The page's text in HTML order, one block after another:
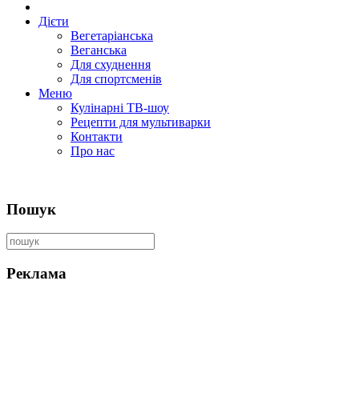
Дієти
Вегетаріанська
Веганська
Для схуднення
Для спортсменів
Меню
Кулінарні ТВ-шоу
Рецепти для мультиварки
Контакти
Про нас
Пошук
Реклама